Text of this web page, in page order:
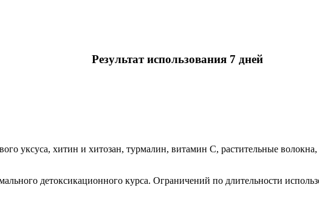
Результат использования 7 дней
уксуса, хитин и хитозан, турмалин, витамин С, растительные
детоксикационного курса. Ограничений по длительности